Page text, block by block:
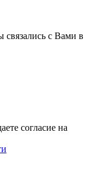
связались с Вами в
согласие на